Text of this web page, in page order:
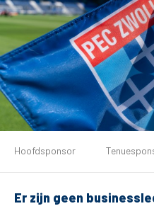
Tickets
Matchdays
Hoofdsponsor
Er zijn geen